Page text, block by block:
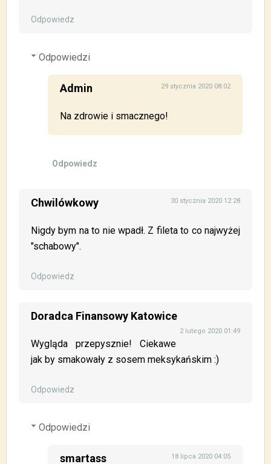
Odpowiedz
Odpowiedzi
Admin 29 stycznia 2020 08:02
Na zdrowie i smacznego!
Odpowiedz
Chwilówkowy 30 stycznia 2020 12:28
Nigdy bym na to nie wpadł. Z fileta to co najwyżej
"schabowy".
Odpowiedz
Doradca Finansowy Katowice
2 lutego 2020 01:49
Wygląda przepysznie! Ciekawe
jak by smakowały z sosem meksykańskim :)
Odpowiedz
Odpowiedzi
smartass 18 lipca 2020 04:05